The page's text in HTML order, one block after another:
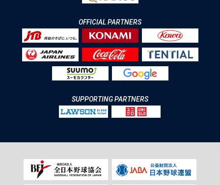
OFFICIAL PARTNERS
SUPPORTING PARTNERS